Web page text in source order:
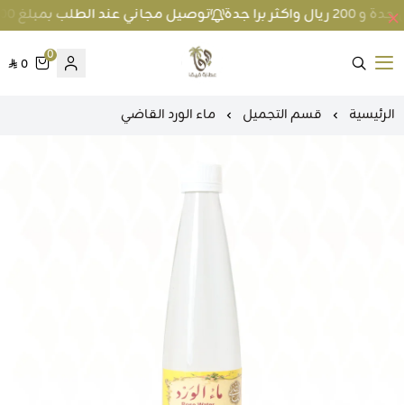
توصيل مجاني عند الطلب بمبلغ 100 ريال واكثر داخل جدة و 200 ريال واكثر برا جدة
متجر عطارة فيفا
0
0
الرئيسية قسم التجميل ماء الورد القاضي